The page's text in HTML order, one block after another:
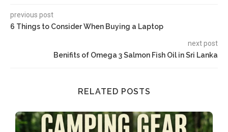
previous post
6 Things to Consider When Buying a Laptop
next post
Benifits of Omega 3 Salmon Fish Oil in Sri Lanka
RELATED POSTS